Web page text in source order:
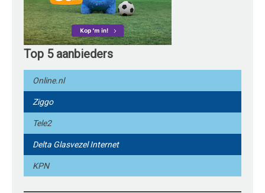
Top 5 aanbieders
Online.nl
Ziggo
Tele2
Delta Glasvezel Internet
KPN